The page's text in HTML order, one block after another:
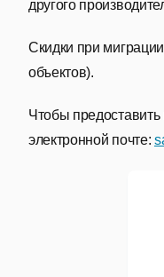
другого
Скидки при
объектов).
Чтобы
электронной почте: